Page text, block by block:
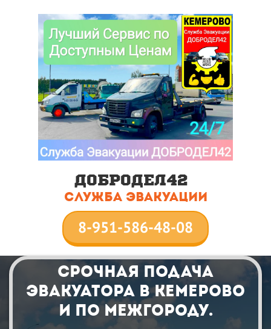
ДОБРОДЕЛ42
служба эвакуации
8-951-586-48-08
СРОЧНАЯ ПОДАЧА
ЭВАКУАТОРА В КЕМЕРОВО
и по Межгороду.